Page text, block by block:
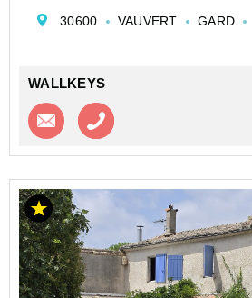
Pensée pour une vie de famille
30600 VAUVERT GARD
WALLKEYS
Contacter l'agence